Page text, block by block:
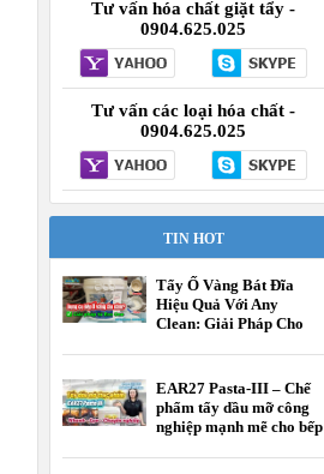
Tư vấn hóa chất giặt tẩy -
0904.625.025
Tư vấn các loại hóa chất -
0904.625.025
TIN HOT
Tẩy Ố Vàng Bát Đĩa
Hiệu Quả Với Any
Clean: Giải Pháp Cho
EAR27 Pasta-III – Chế
phẩm tẩy dầu mỡ công
nghiệp mạnh mẽ cho bếp